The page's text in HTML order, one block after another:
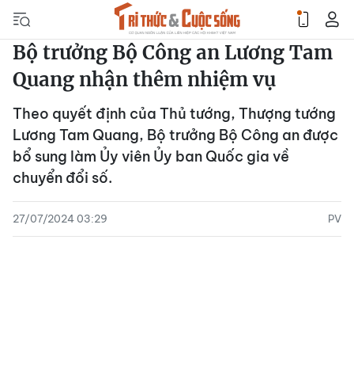
Bộ trưởng Bộ Công an Lương Tam
Quang nhận thêm nhiệm vụ
Theo quyết định của Thủ tướng, Thượng tướng
Lương Tam Quang, Bộ trưởng Bộ Công an được
bổ sung làm Ủy viên Ủy ban Quốc gia về
chuyển đổi số.
27/07/2024 03:29 PV